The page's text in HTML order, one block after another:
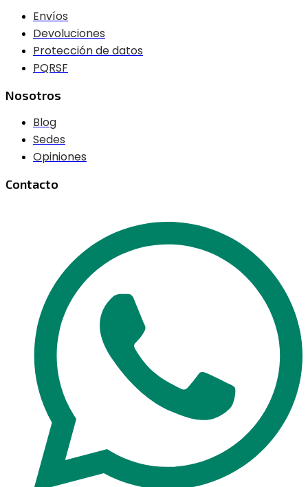
Envíos
Devoluciones
Protección de datos
PQRSF
Nosotros
Blog
Sedes
Opiniones
Contacto